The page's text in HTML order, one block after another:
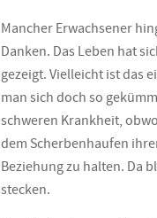
Mancher Erwachsener
Danken. Das Leben hat
gezeigt. Vielleicht ist das
man sich doch so
schweren Krankheit,
dem Scherbenhaufen
Beziehung zu halten. Da
stecken.